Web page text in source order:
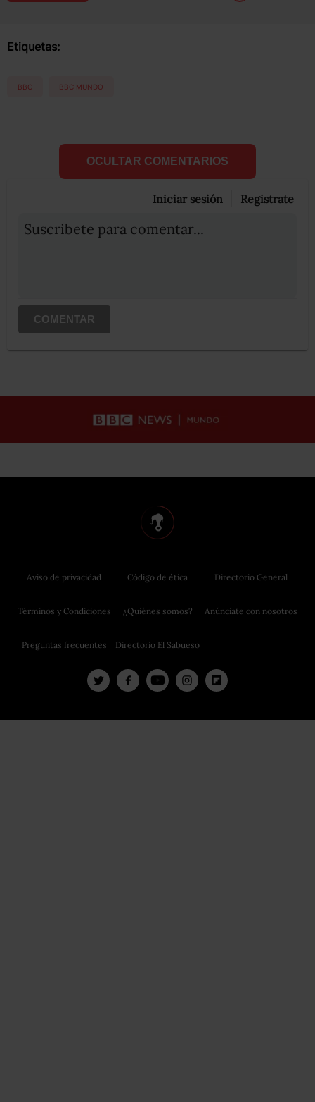
Etiquetas:
BBC BBC MUNDO
OCULTAR COMENTARIOS
Iniciar sesión Registrate
Suscribete para comentar...
COMENTAR
Aviso de privacidad
Términos y Condiciones
Preguntas frecuentes
Código de ética
¿Quiénes somos?
Directorio El Sabueso
Directorio General
Anúnciate con nosotros